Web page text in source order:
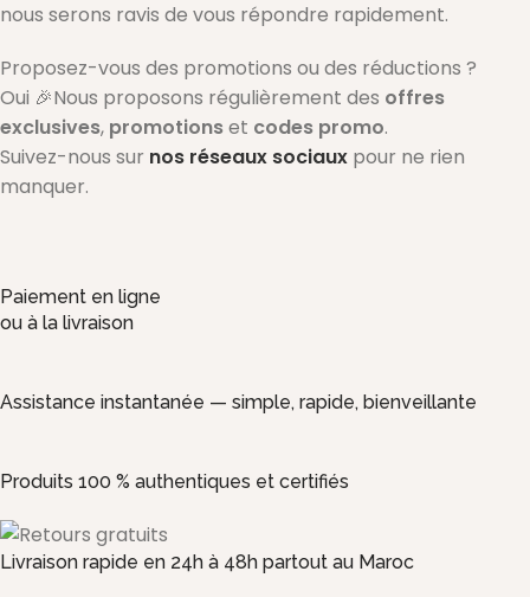
nous serons ravis de vous répondre rapidement.
Proposez-vous des promotions ou des réductions ?
Oui 🎉Nous proposons régulièrement des offres
exclusives, promotionset codes promo.
Suivez-nous sur nos réseaux sociaux pour ne rien
manquer.
Paiement en ligne
ou à la livraison
Assistance instantanée — simple, rapide, bienveillante
Produits 100 % authentiques et certifiés
Livraison rapide en 24h à 48h partout au Maroc